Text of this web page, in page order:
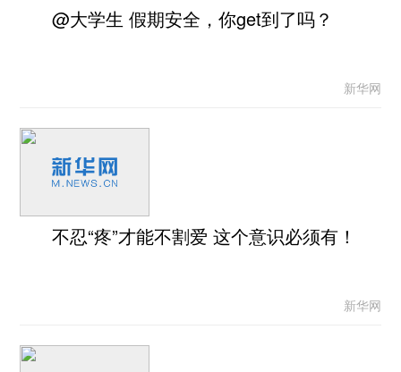
@大学生 假期安全，你get到了吗？
新华网
不忍“疼”才能不割爱 这个意识必须有！
新华网